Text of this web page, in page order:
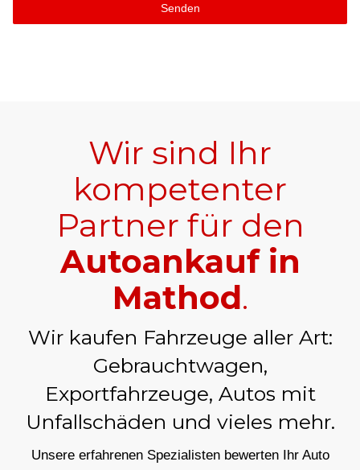
Senden
Wir sind Ihr
kompetenter
Partner für den
Autoankauf in
Mathod.
Wir kaufen Fahrzeuge aller Art:
Gebrauchtwagen,
Exportfahrzeuge, Autos mit
Unfallschäden und vieles mehr.
Unsere erfahrenen Spezialisten bewerten Ihr Auto